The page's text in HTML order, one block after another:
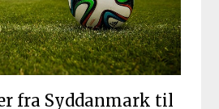
fra Syddanmark til